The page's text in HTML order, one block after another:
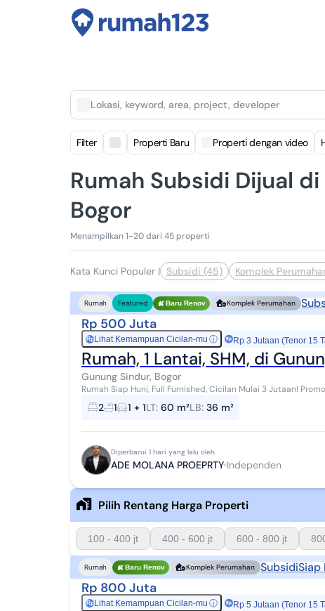
Lokasi, keyword, area, project, developer
Filter Properti Baru Properti dengan video
Rumah Subsidi Dijual
Bogor
Menampilkan 1-20 dari 45 properti
Kata Kunci Populer | Subsidi (45) Komplek
Rumah Featured Baru Renov Komplek Perumahan
Rp 500 Juta
RpLihat Kemampuan Cicilan-mu ⓘ Rp 3 Jutaan (Tenor 15
Rumah, 1 Lantai, SHM, di
Gunung Sindur, Bogor
Rumah Siap Huni, Full Furnished, Cicilan Mulai 3 Jutaan! Promo spesial hanya bulan ini - jangan sampai
terlewat! **Full Furnished* **Free PPN 100...
2 1 1 + 1LT: 60 m²LB: 36 m²
Diperbarui 1 hari yang lalu oleh
ADE MOLANA PROEPRTY Independen
Pilih Rentang Harga Properti
100 - 400 jt 400 - 600 jt 600 - 800 jt
Rumah Baru Renov Komplek Perumahan SubsidiSiap
Rp 800 Juta
RpLihat Kemampuan Cicilan-mu ⓘ Rp 5 Jutaan (Tenor 15